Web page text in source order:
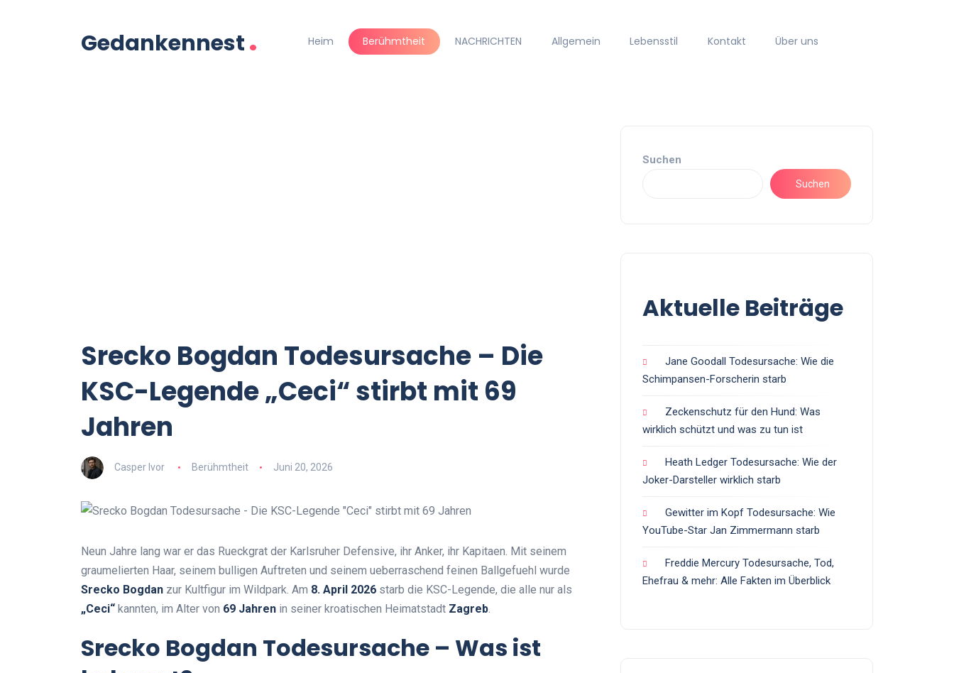
Gedankennest. Heim Berühmtheit NACHRICHTEN Allgemein Lebensstil Kontakt Über uns
Srecko Bogdan Todesursache – Die
KSC-Legende „Ceci“ stirbt mit 69
Jahren
Casper Ivor Berühmtheit Juni 20, 2026
Neun Jahre lang war er das Rueckgrat der Karlsruher Defensive, ihr Anker, ihr Kapitaen. Mit seinem
graumelierten Haar, seinem bulligen Auftreten und seinem ueberraschend feinen Ballgefuehl wurde
Srecko Bogdan zur Kultfigur im Wildpark. Am 8. April 2026 starb die KSC-Legende, die alle nur als
„Ceci“ kannten, im Alter von 69 Jahren in seiner kroatischen Heimatstadt Zagreb.
Srecko Bogdan Todesursache – Was ist
Suchen
Suchen
Aktuelle Beiträge
Jane Goodall Todesursache: Wie die
Schimpansen-Forscherin starb
Zeckenschutz für den Hund: Was
wirklich schützt und was zu tun ist
Heath Ledger Todesursache: Wie der
Joker-Darsteller wirklich starb
Gewitter im Kopf Todesursache: Wie
YouTube-Star Jan Zimmermann starb
Freddie Mercury Todesursache, Tod,
Ehefrau & mehr: Alle Fakten im Überblick